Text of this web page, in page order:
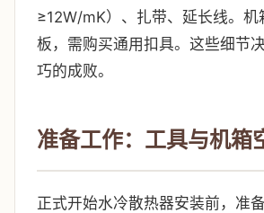
≥12W/mK）、扎带、延长线。机
板，需购买通用扣具。这些细节
巧的成败。
准备工作：工具与机箱
正式开始水冷散热器安装前，准